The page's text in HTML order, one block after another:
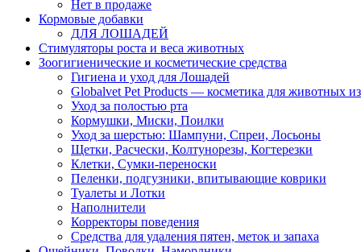
Нет в продаже
Кормовые добавки
ДЛЯ ЛОШАДЕЙ
Стимуляторы роста и веса животных
Зоогигиенические и косметические средства
Гигиена и уход для Лошадей
Globalvet Pet Products — косметика для животных
Уход за полостью рта
Кормушки, Миски, Поилки
Уход за шерстью: Шампуни, Спреи, Лосьоны
Щетки, Расчески, Колтунорезы, Когтерезки
Клетки, Сумки-переноски
Пеленки, подгузники, впитывающие коврики
Туалеты и Лотки
Наполнители
Корректоры поведения
Средства для удаления пятен, меток и запаха